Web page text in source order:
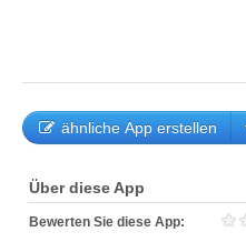
ähnliche App erstellen
Über diese App
Bewerten Sie diese App: